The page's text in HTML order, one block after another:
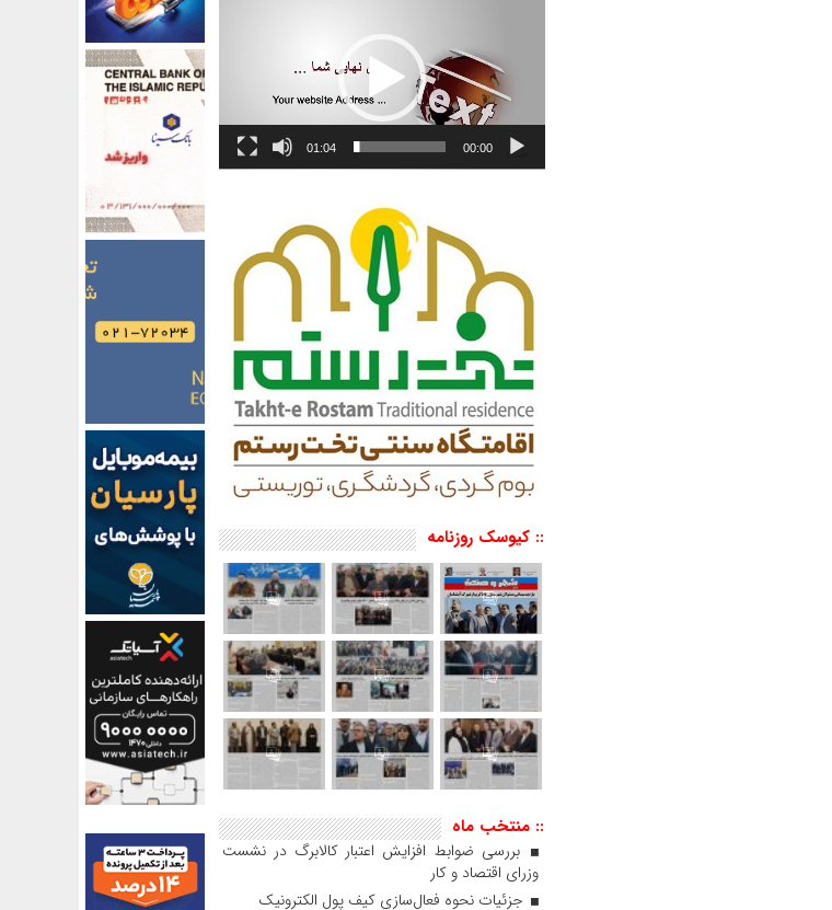
00:00
01:04
:: کیوسک روزنامه
:: منتخب ماه
بررسی ضوابط افزایش اعتبار کالابرگ در نشست
وزرای اقتصاد و کار
جزئیات نحوه فعال‌سازی کیف پول الکترونیک